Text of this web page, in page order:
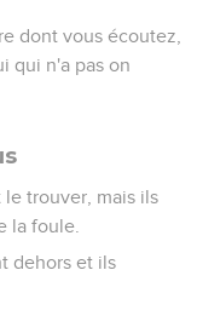
dont vous écoutez,
qui n'a pas on
le trouver, mais ils
la foule.
dehors et ils